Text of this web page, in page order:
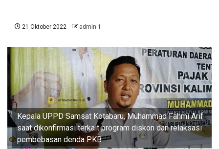
21 Oktober 2022 admin 1
Kepala UPPD Samsat Kotabaru, Muhammad Fahmi Arif
saat dikonfirmasi terkait program diskon dan relaksasi
pembebasan denda PKB